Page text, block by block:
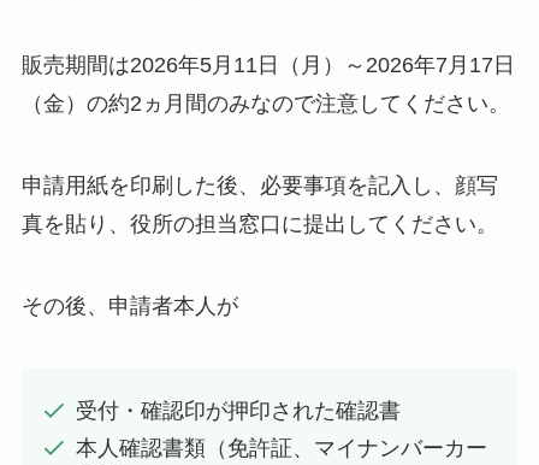
販売期間は2026年5月11日（月）～2026年7月17日
（金）の約2ヵ月間のみなので注意してください。
申請用紙を印刷した後、必要事項を記入し、顔写
真を貼り、役所の担当窓口に提出してください。
その後、申請者本人が
受付・確認印が押印された確認書
本人確認書類（免許証、マイナンバーカー